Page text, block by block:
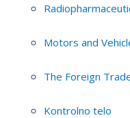
Motors and
The Foreign
Kontrolno telo